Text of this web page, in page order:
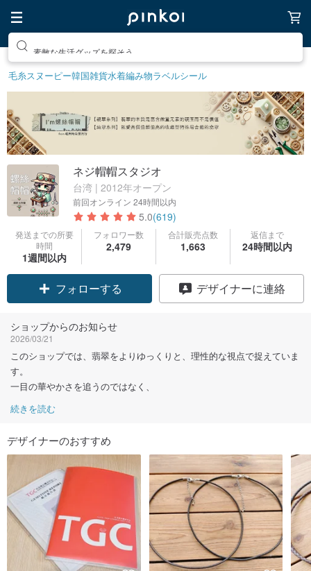
素敵な生活グッズを探そう
毛糸スヌーピー韓国雑貨水着編み物ラベルシール
ネジ帽帽スタジオ
台湾 | 2012年オープン
前回オンライン 24時間以内
5.0(619)
発送までの所要
時間
1週間以内
フォロワー数
2,479
合計販売点数
1,663
返信まで
24時間以内
クーポン取得
フォローする
デザイナーに連絡
ショップからのお知らせ
2026/03/21
このショップでは、翡翠をよりゆっくりと、理性的な視点で捉えていま
す。
一目の華やかさを追うのではなく、
続きを読む
デザイナーのおすすめ